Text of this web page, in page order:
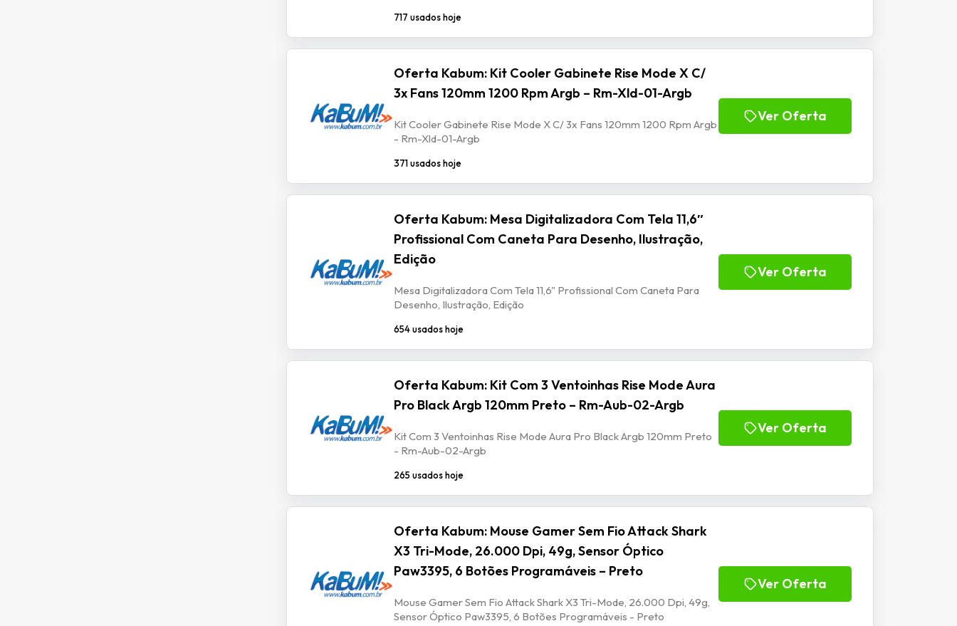
717 usados hoje
Oferta Kabum: Kit Cooler Gabinete Rise Mode X C/
3x Fans 120mm 1200 Rpm Argb – Rm-Xld-01-Argb
Kit Cooler Gabinete Rise Mode X C/ 3x Fans 120mm 1200 Rpm Argb
- Rm-Xld-01-Argb
371 usados hoje
Ver Oferta
Oferta Kabum: Mesa Digitalizadora Com Tela 11,6″
Profissional Com Caneta Para Desenho, Ilustração,
Edição
Mesa Digitalizadora Com Tela 11,6" Profissional Com Caneta Para
Desenho, Ilustração, Edição
654 usados hoje
Ver Oferta
Oferta Kabum: Kit Com 3 Ventoinhas Rise Mode Aura
Pro Black Argb 120mm Preto – Rm-Aub-02-Argb
Kit Com 3 Ventoinhas Rise Mode Aura Pro Black Argb 120mm Preto
- Rm-Aub-02-Argb
265 usados hoje
Ver Oferta
Oferta Kabum: Mouse Gamer Sem Fio Attack Shark
X3 Tri-Mode, 26.000 Dpi, 49g, Sensor Óptico
Paw3395, 6 Botões Programáveis – Preto
Mouse Gamer Sem Fio Attack Shark X3 Tri-Mode, 26.000 Dpi, 49g,
Sensor Óptico Paw3395, 6 Botões Programáveis - Preto
Ver Oferta